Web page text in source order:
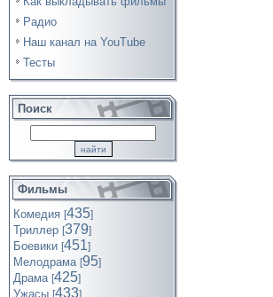
Радио
Наш канал на YouTube
Тесты
Поиск
Фильмы
Комедия [435]
Триллер [379]
Боевики [451]
Мелодрама [95]
Драма [425]
Ужасы [433]